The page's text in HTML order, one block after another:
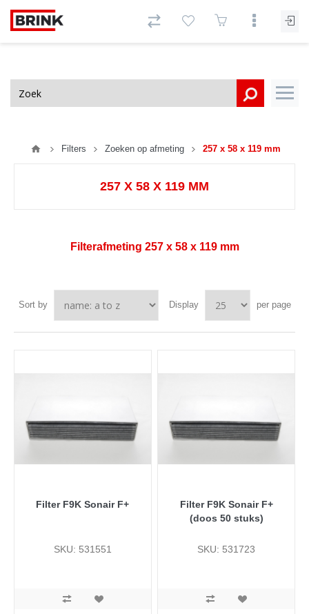
Filters Zoeken op afmeting 257 x 58 x 119 mm
257 X 58 X 119 MM
Filterafmeting 257 x 58 x 119 mm
Sort by Display per page
Filter F9K Sonair F+
SKU: 531551
Filter F9K Sonair F+
(doos 50 stuks)
SKU: 531723